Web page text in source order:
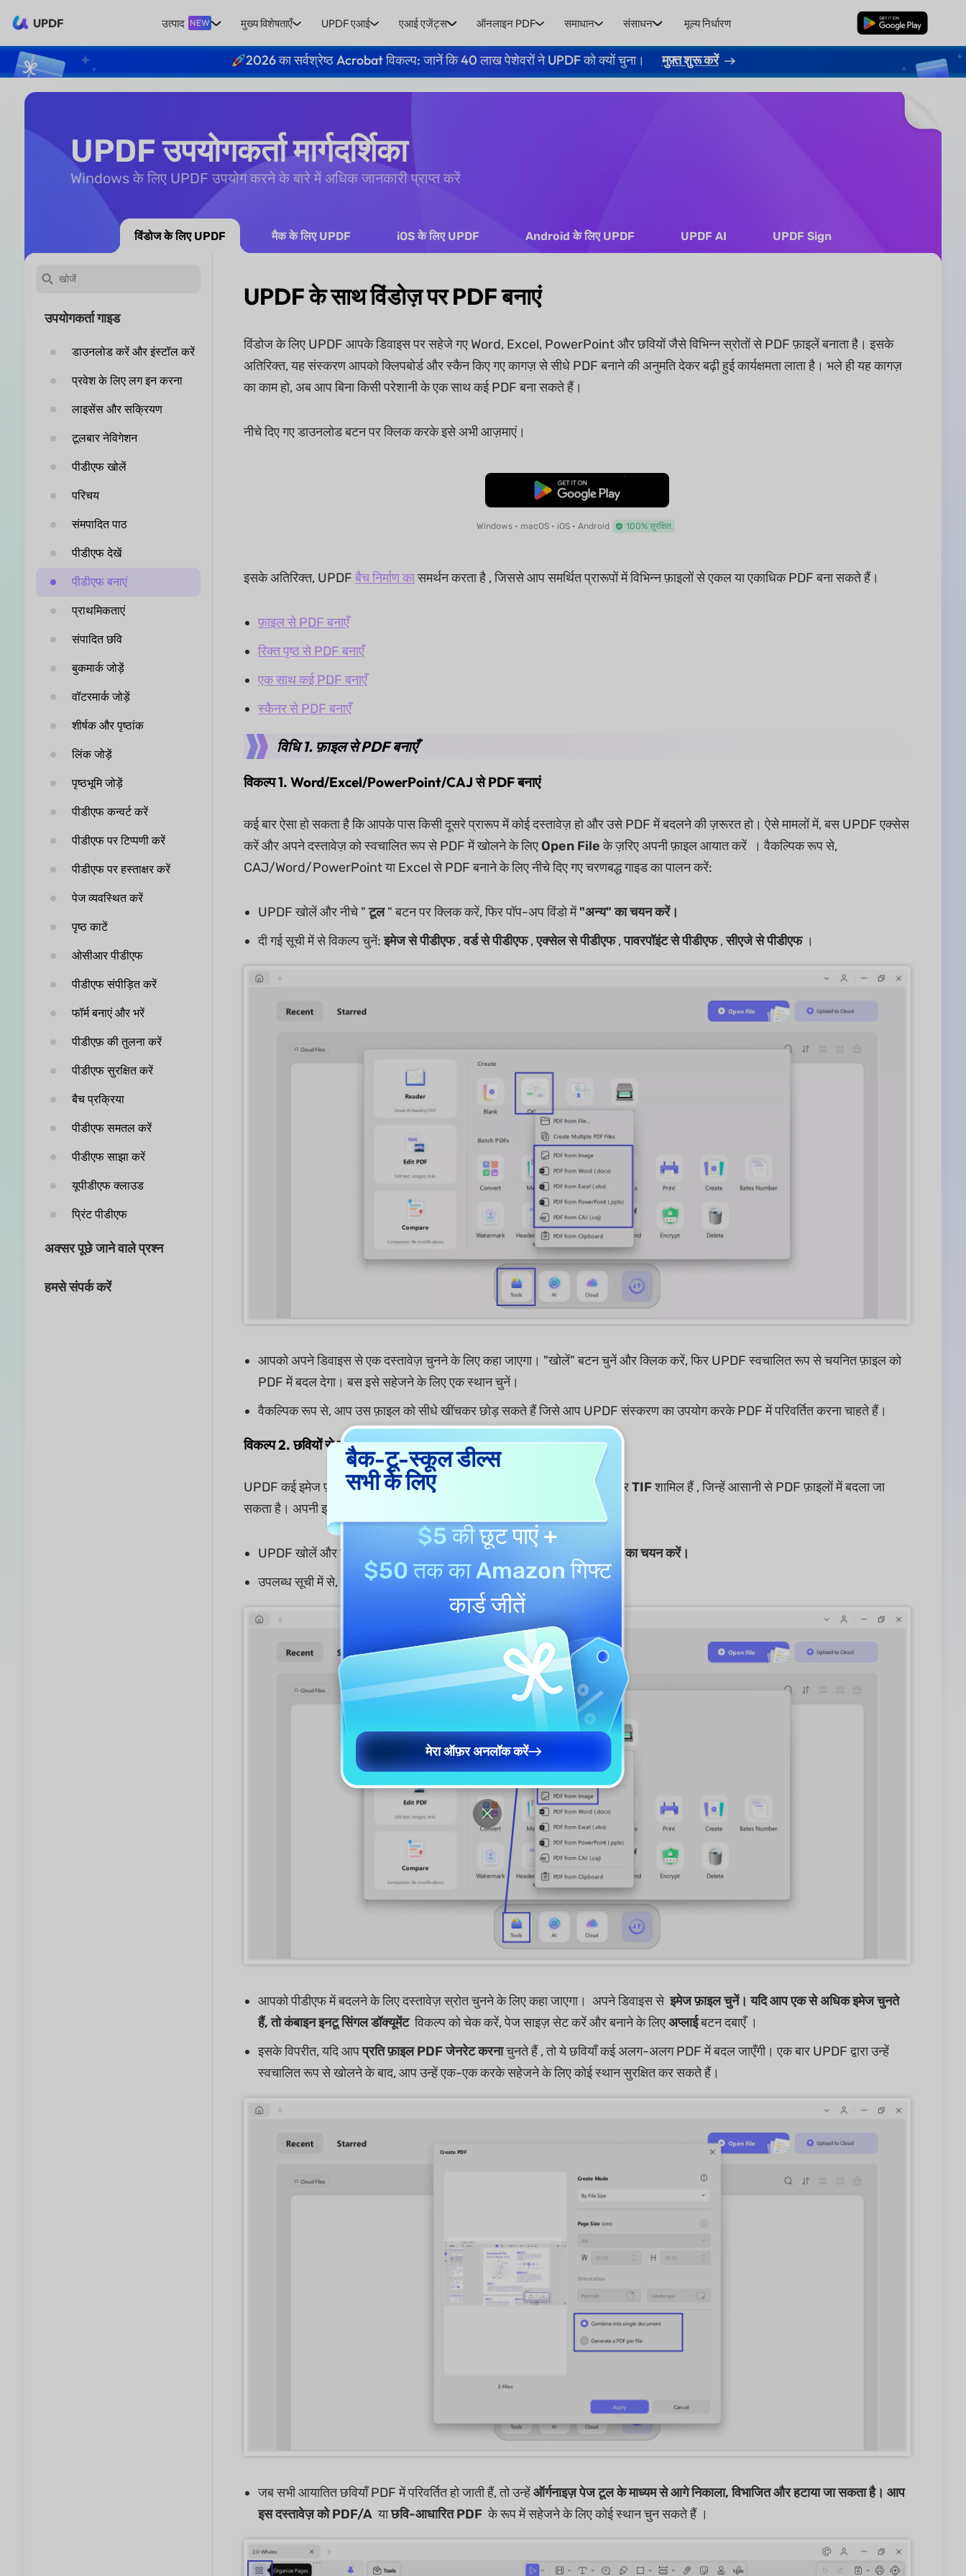
UPDF उत्पाद NEW मुख्य विशेषताएँ UPDF एआई एआई एजेंट्स ऑनलाइन PDF समाधान संसाधन मूल्य निर्धारण मुफ्त डाउनलोड
2026 का सर्वश्रेष्ठ Acrobat विकल्प: जानें कि 40 लाख पेशेवरों ने UPDF को क्यों चुना। मुफ़्त शुरू करें
UPDF उपयोगकर्ता मार्गदर्शिका
Windows के लिए UPDF उपयोग करने के बारे में अधिक जानकारी प्राप्त करें
विंडोज के लिए UPDF मैक के लिए UPDF iOS के लिए UPDF Android के लिए UPDF UPDF AI UPDF Sign
उपयोगकर्ता गाइड
डाउनलोड करें और इंस्टॉल करें
प्रवेश के लिए लग इन करना
लाइसेंस और सक्रियण
टूलबार नेविगेशन
पीडीएफ खोलें
परिचय
संमपादित पाठ
पीडीएफ देखें
पीडीएफ बनाएं
प्राथमिकताएं
संपादित छवि
बुकमार्क जोड़ें
वॉटरमार्क जोड़ें
शीर्षक और पृष्ठांक
लिंक जोड़ें
पृष्ठभूमि जोड़ें
पीडीएफ कन्वर्ट करें
पीडीएफ पर टिप्पणी करें
पीडीएफ पर हस्ताक्षर करें
पेज व्यवस्थित करें
पृष्ठ काटें
ओसीआर पीडीएफ
पीडीएफ संपीड़ित करें
फॉर्म बनाएं और भरें
पीडीएफ़ की तुलना करें
पीडीएफ सुरक्षित करें
बैच प्रक्रिया
पीडीएफ समतल करें
पीडीएफ साझा करें
यूपीडीएफ क्लाउड
प्रिंट पीडीएफ
अक्सर पूछे जाने वाले प्रश्न
हमसे संपर्क करें
UPDF के साथ विंडोज़ पर PDF बनाएं
विंडोज के लिए UPDF आपके डिवाइस पर सहेजे गए Word, Excel, PowerPoint और छवियों जैसे विभिन्न स्रोतों से PDF फ़ाइलें बनाता है। इसके
अतिरिक्त, यह संस्करण आपको क्लिपबोर्ड और स्कैन किए गए कागज़ से सीधे PDF बनाने की अनुमति देकर बढ़ी हुई कार्यक्षमता लाता है। भले ही यह कागज़
का काम हो, अब आप बिना किसी परेशानी के एक साथ कई PDF बना सकते हैं।
नीचे दिए गए डाउनलोड बटन पर क्लिक करके इसे अभी आज़माएं।
मुफ्त डाउनलोड
Windows • macOS • iOS • Android 100% सुरक्षित
इसके अतिरिक्त, UPDF बैच निर्माण कासमर्थन करता है , जिससे आप समर्थित प्रारूपों में विभिन्न फ़ाइलों से एकल या एकाधिक PDF बना सकते हैं।
फ़ाइल से PDF बनाएँ
रिक्त पृष्ठ से PDF बनाएँ
एक साथ कई PDF बनाएँ
स्कैनर से PDF बनाएँ
विधि 1. फ़ाइल से PDF बनाएँ
विकल्प 1. Word/Excel/PowerPoint/CAJ से PDF बनाएं
कई बार ऐसा हो सकता है कि आपके पास किसी दूसरे प्रारूप में कोई दस्तावेज़ हो और उसे PDF में बदलने की ज़रूरत हो। ऐसे मामलों में, बस UPDF एक्सेस
करें और अपने दस्तावेज़ को स्वचालित रूप से PDF में खोलने के लिए Open Fileके ज़रिए अपनी फ़ाइल आयात करें । वैकल्पिक रूप से,
CAJ/Word/PowerPoint या Excel से PDF बनाने के लिए नीचे दिए गए चरणबद्ध गाइड का पालन करें:
UPDF खोलें और नीचे "टूल" बटन पर क्लिक करें, फिर पॉप-अप विंडो में"अन्य" का चयन करें।
दी गई सूची में से विकल्प चुनें:इमेज से पीडीएफ,वर्ड से पीडीएफ,एक्सेल से पीडीएफ,पावरपॉइंट से पीडीएफ,सीएजे से पीडीएफ।
आपको अपने डिवाइस से एक दस्तावेज़ चुनने के लिए कहा जाएगा। "खोलें" बटन चुनें और क्लिक करें, फिर UPDF स्वचालित रूप से चयनित फ़ाइल को
PDF में बदल देगा। बस इसे सहेजने के लिए एक स्थान चुनें।
वैकल्पिक रूप से, आप उस फ़ाइल को सीधे खींचकर छोड़ सकते हैं जिसे आप UPDF संस्करण का उपयोग करके PDF में परिवर्तित करना चाहते हैं।
विकल्प 2. छवियों से बनाएँ
UPDF कई इमेज फ़ॉर्मेट को सपोर्ट करता है, जिसमें BMP औरTIFशामिल हैं , जिन्हें आसानी से PDF फ़ाइलों में बदला जा
सकता है। अपनी इमेज से PDF बनाने के लिए नीचे दिए गए चरणों का पालन करें:
UPDF खोलें और नीचे " " बटन पर क्लिक करें, फिर पॉप-अप विंडो में "
अन्य " का चयन करें।
उपलब्ध सूची में से,
इमेज से पीडीएफ विकल्प चुनें।
आपको पीडीएफ में बदलने के लिए दस्तावेज़ स्रोत चुनने के लिए कहा जाएगा। अपने डिवाइस से इमेज फ़ाइल चुनें। यदि आप एक से अधिक इमेज चुनते
हैं, तोकंबाइन इनटू सिंगल डॉक्यूमेंटविकल्प को चेक करें, पेज साइज़ सेट करें और बनाने के लिएअप्लाईबटन दबाएँ ।
इसके विपरीत, यदि आपप्रति फ़ाइल PDF जेनरेट करनाचुनते हैं , तो ये छवियाँ कई अलग-अलग PDF में बदल जाएँगी। एक बार UPDF द्वारा उन्हें
स्वचालित रूप से खोलने के बाद, आप उन्हें एक-एक करके सहेजने के लिए कोई स्थान सुरक्षित कर सकते हैं।
जब सभी आयातित छवियाँ PDF में परिवर्तित हो जाती हैं, तो उन्हेंऑर्गनाइज़ पेज टूल के माध्यम से आगे निकाला, विभाजित और हटाया जा सकता है। आप
इस दस्तावेज़ कोPDF/Aयाछवि-आधारित PDFके रूप में सहेजने के लिए कोई स्थान चुन सकते हैं ।
बैक-टू-स्कूल डील्स
सभी के लिए
$5 की छूटपाएं +
$50 तक का Amazon गिफ्ट
कार्डजीतें
मेरा ऑफ़र अनलॉक करें